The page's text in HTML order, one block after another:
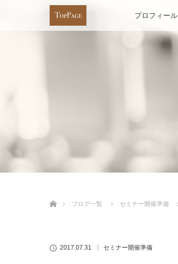
プロフィール
ブログ一覧
セミナー開催準備
2017.07.31 セミナー開催準備